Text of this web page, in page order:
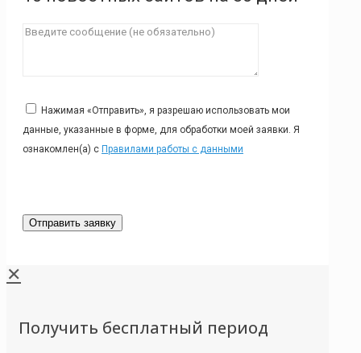
Нажимая «Отправить», я разрешаю использовать мои
данные, указанные в форме, для обработки моей заявки. Я
ознакомлен(а) с Правилами работы с данными
✕
Получить бесплатный период